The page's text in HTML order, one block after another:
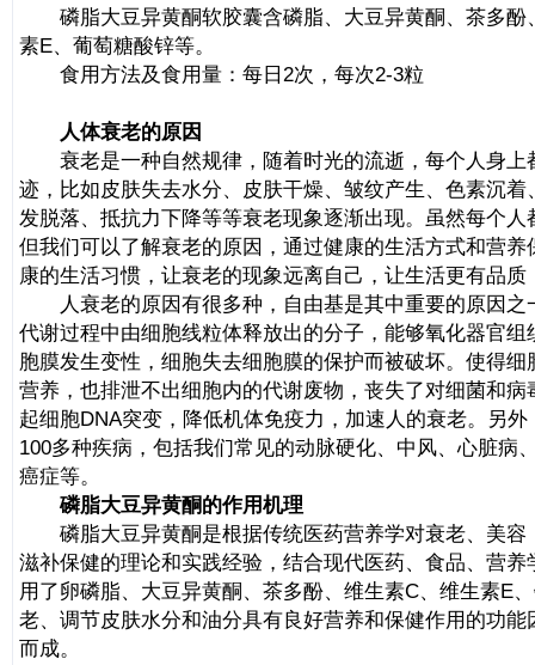
磷脂大豆异黄酮软胶囊含磷脂、大豆异黄酮、茶多酚
素E、葡萄糖酸锌等。
食用方法及食用量：每日2次，每次2-3粒
人体衰老的原因
衰老是一种自然规律，随着时光的流逝，每个人身上
迹，比如皮肤失去水分、皮肤干燥、皱纹产生、色素沉着
发脱落、抵抗力下降等等衰老现象逐渐出现。虽然每个人
但我们可以了解衰老的原因，通过健康的生活方式和营养
康的生活习惯，让衰老的现象远离自己，让生活更有品质
人衰老的原因有很多种，自由基是其中重要的原因之
代谢过程中由细胞线粒体释放出的分子，能够氧化器官组
胞膜发生变性，细胞失去细胞膜的保护而被破坏。使得细
营养，也排泄不出细胞内的代谢废物，丧失了对细菌和病
起细胞DNA突变，降低机体免疫力，加速人的衰老。另
100多种疾病，包括我们常见的动脉硬化、中风、心脏病
癌症等。
磷脂大豆异黄酮的作用机理
磷脂大豆异黄酮是根据传统医药营养学对衰老、美容
滋补保健的理论和实践经验，结合现代医药、食品、营养
用了卵磷脂、大豆异黄酮、茶多酚、维生素C、维生素E
老、调节皮肤水分和油分具有良好营养和保健作用的功能
而成。